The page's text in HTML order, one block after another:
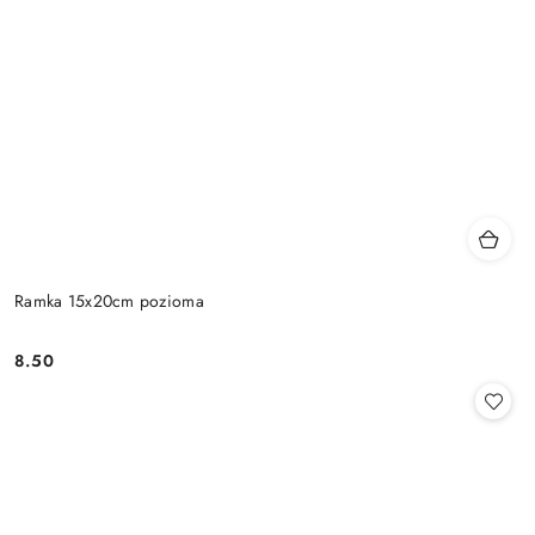
Ramka 15x20cm pozioma
Cena:
8.50